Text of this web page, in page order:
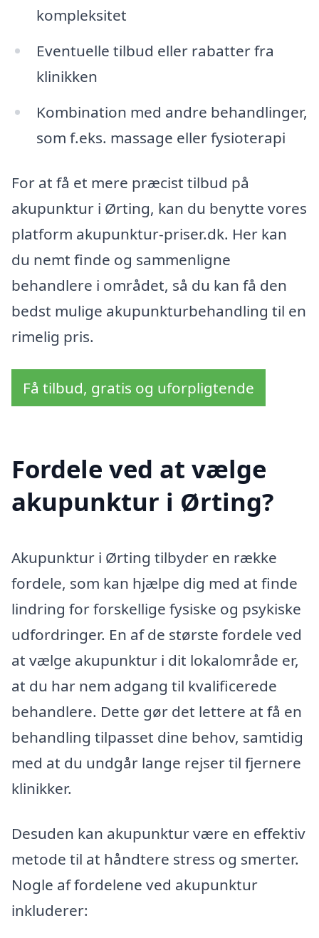
kompleksitet
Eventuelle tilbud eller rabatter fra
klinikken
Kombination med andre behandlinger,
som f.eks. massage eller fysioterapi
For at få et mere præcist tilbud på
akupunktur i Ørting, kan du benytte vores
platform akupunktur-priser.dk. Her kan
du nemt finde og sammenligne
behandlere i området, så du kan få den
bedst mulige akupunkturbehandling til en
rimelig pris.
Få tilbud, gratis og uforpligtende
Fordele ved at vælge
akupunktur i Ørting?
Akupunktur i Ørting tilbyder en række
fordele, som kan hjælpe dig med at finde
lindring for forskellige fysiske og psykiske
udfordringer. En af de største fordele ved
at vælge akupunktur i dit lokalområde er,
at du har nem adgang til kvalificerede
behandlere. Dette gør det lettere at få en
behandling tilpasset dine behov, samtidig
med at du undgår lange rejser til fjernere
klinikker.
Desuden kan akupunktur være en effektiv
metode til at håndtere stress og smerter.
Nogle af fordelene ved akupunktur
inkluderer: